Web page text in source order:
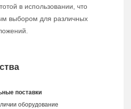
в использовании, что
выбором для различных
поставки
оборудование